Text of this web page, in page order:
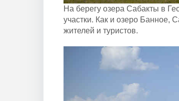
На берегу озера Сабакты в
участки. Как и озеро Банное,
жителей и туристов.